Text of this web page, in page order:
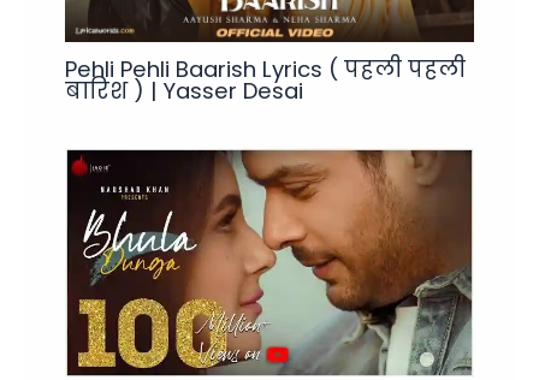
Pehli Pehli Baarish Lyrics ( पहली पहली
बारिश ) | Yasser Desai